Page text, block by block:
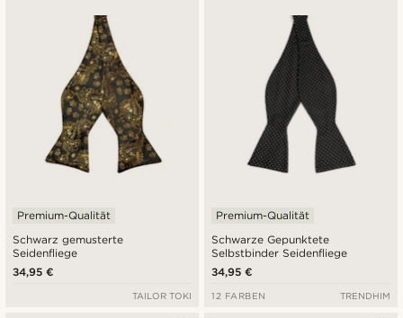
Schwarz gemusterte
Seidenfliege
Premium-Qualität
34,95 €
TAILOR TOKI
Schwarze Gepunktete
Selbstbinder Seidenfliege
Premium-Qualität
34,95 €
12 FARBEN TRENDHIM